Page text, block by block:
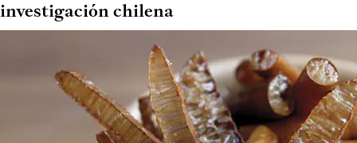
investigación chilena